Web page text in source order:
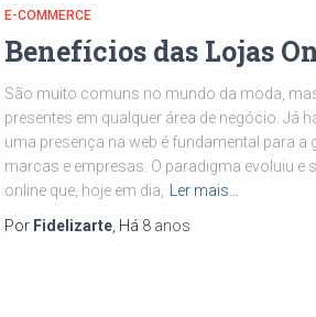
E-COMMERCE
Benefícios das Lojas
São muito comuns no mundo da moda,
presentes em qualquer área de negócio. Já
uma presença na web é fundamental para a
marcas e empresas. O paradigma evoluiu e
online que, hoje em dia,
Ler mais…
Por Fidelizarte , Há 8 anos